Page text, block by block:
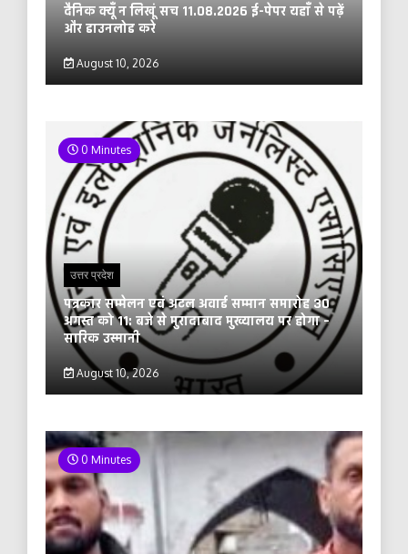
दैनिक क्यूँ न लिखूं सच 11.08.2026 ई-पेपर यहाँ से पढ़ें
और डाउनलोड करे
August 10, 2026
0 Minutes
उत्तर प्रदेश
पत्रकार सम्मेलन एवं अटल अवार्ड सम्मान समारोह 30
अगस्त को 11: बजे से मुरादाबाद मुख्यालय पर होगा –
सारिक उस्मानी
August 10, 2026
0 Minutes